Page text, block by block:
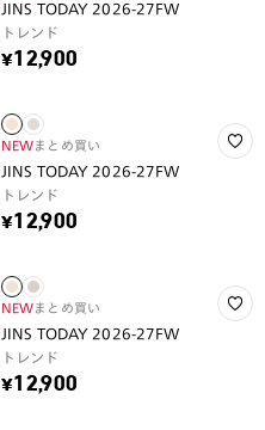
JINS TODAY 2026-27FW
トレンド
¥12,900
NEWまとめ買い
JINS TODAY 2026-27FW
トレンド
¥12,900
NEWまとめ買い
JINS TODAY 2026-27FW
トレンド
¥12,900